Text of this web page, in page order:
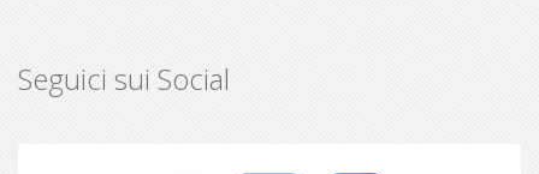
Seguici sui Social